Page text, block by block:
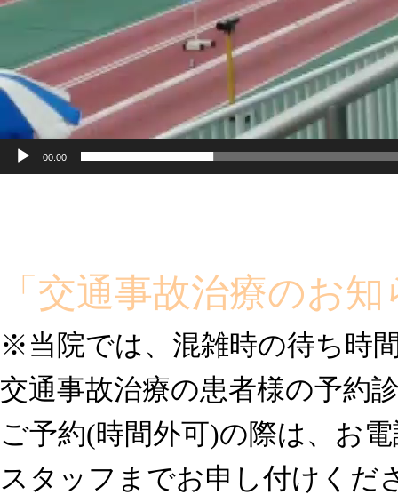
00:00
「交通事故治療のお
※当院では、混雑時の待ち時
交通事故治療の患者様の予約
ご予約(時間外可)の際は、お
スタッフまでお申し付けくだ